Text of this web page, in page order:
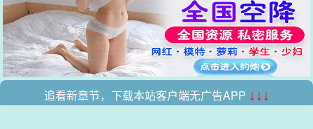
..
追看新章节，下载本站客户端无广告APP ↓↓↓